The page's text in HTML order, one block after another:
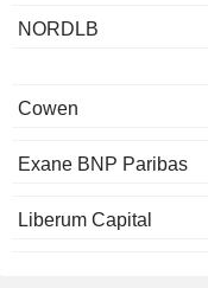
NORDLB
Cowen
Exane BNP Paribas
Liberum Capital